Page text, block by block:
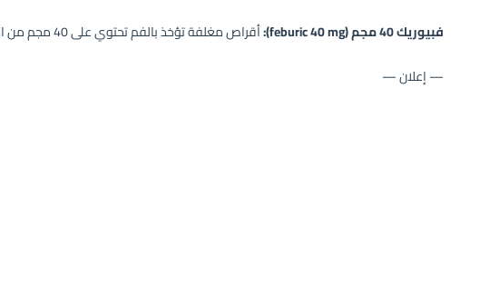
فبيوريك 40 مجم (feburic 40 mg):
أقراص مغلفة تؤخذ بالفم تحتوي على 40 مجم من المادة الفعالة فيبوكسوستات.
— إعلان —